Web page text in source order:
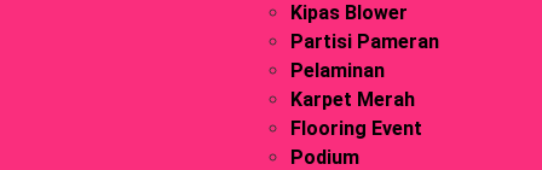
Kipas Blower
Partisi Pameran
Pelaminan
Karpet Merah
Flooring Event
Podium